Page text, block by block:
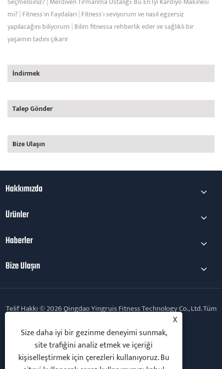
mi?| Fitness'ın Faydaları| Fitness'ı seviyorum ve nasıl egzersiz
yapılacağını biliyorum | Bilim fitnessa rehberlik eder ve sağlıklı bir
yaşamın tadını çıkarır
İndirmek
Talep Gönder
Bize Ulaşın
Hakkımızda
Ürünler
Haberler
Bize Ulaşın
Telif Hakkı © 2026 Qingdao Yingruis Fitness Technology Co., Ltd. Tüm
Follow Us
X
Size daha iyi bir gezinme deneyimi sunmak,
site trafiğini analiz etmek ve içeriği
kişiselleştirmek için çerezleri kullanıyoruz. Bu